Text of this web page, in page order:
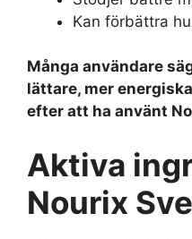
Kan förbättra
Många användare
lättare, mer
efter att ha använt
Aktiva
Nourix